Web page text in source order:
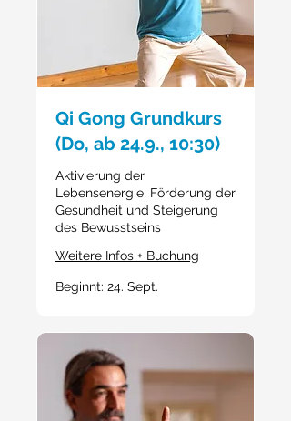
Qi Gong Grundkurs
(Do, ab 24.9., 10:30)
Aktivierung der
Lebensenergie, Förderung der
Gesundheit und Steigerung
des Bewusstseins
Weitere Infos + Buchung
Beginnt: 24. Sept.